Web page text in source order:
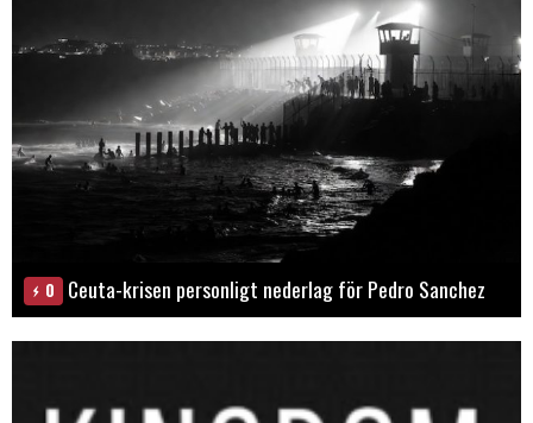
0 Ceuta-krisen personligt nederlag för Pedro Sanchez